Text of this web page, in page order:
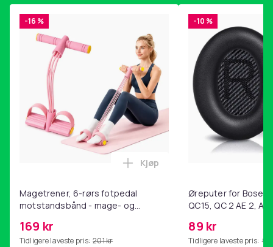
-16 %
Magetrener, 6-rørs fotpedal
motstandsbånd - mage- og
hjemmegymnastikk Pink
169 kr
Tidligere laveste pris: 201 kr
Legg Magetrener, 6-rørs
Kjøp
-10 %
Øreputer for Bose
QC15, QC 2 AE 2, AE
89 kr
Tidligere laveste pris: 99